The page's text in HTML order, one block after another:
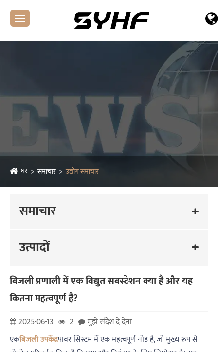
घर समाचार उद्योग समाचार
समाचार
उत्पादों
बिजली प्रणाली में एक विद्युत सबस्टेशन क्या है और यह
कितना महत्वपूर्ण है?
2025-06-13 2
मुझे संदेश दे देना
एकबिजली उपकेंद्रपावर सिस्टम में एक महत्वपूर्ण नोड है, जो मुख्य रूप से